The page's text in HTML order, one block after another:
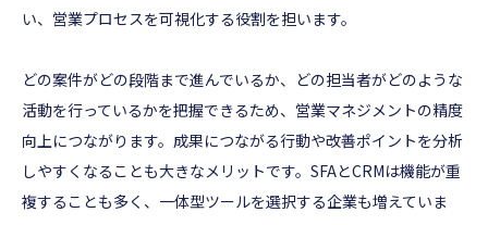
い、営業プロセスを可視化する役割を担います。
どの案件がどの段階まで進んでいるか、どの担当者がどのような
活動を行っているかを把握できるため、営業マネジメントの精度
向上につながります。成果につながる行動や改善ポイントを分析
しやすくなることも大きなメリットです。SFAとCRMは機能が重
複することも多く、一体型ツールを選択する企業も増えていま